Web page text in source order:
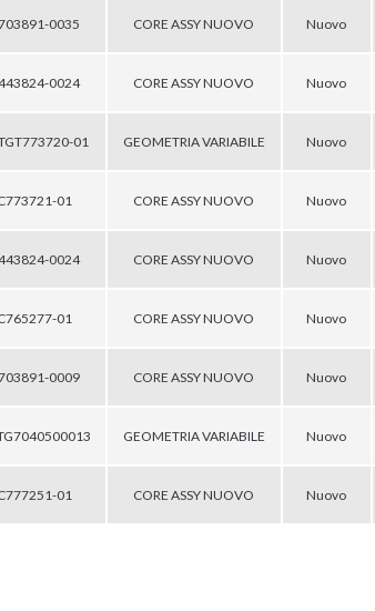
0035 CORE ASSY NUOVO Nuovo
0024 CORE ASSY NUOVO Nuovo
01 GEOMETRIA VARIABILE Nuovo
01 CORE ASSY NUOVO Nuovo
0024 CORE ASSY NUOVO Nuovo
01 CORE ASSY NUOVO Nuovo
0009 CORE ASSY NUOVO Nuovo
GEOMETRIA VARIABILE Nuovo
01 CORE ASSY NUOVO Nuovo